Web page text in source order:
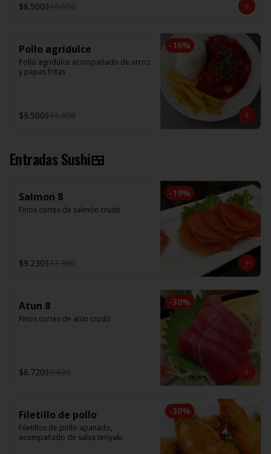
$8.500$10.550
-16%
Pollo agridulce
Pollo agridulce acompañado de arroz
y papas fritas
$9.500$11.300
Entradas Sushi🍱
-19%
Salmon 8
Finos cortes de salmón crudo
$9.230$11.360
-30%
Atun 8
Finos cortes de atún crudo
$6.720$9.600
-30%
Filetillo de pollo
Filetillos de pollo apanado,
acompañado de salsa teriyaki.